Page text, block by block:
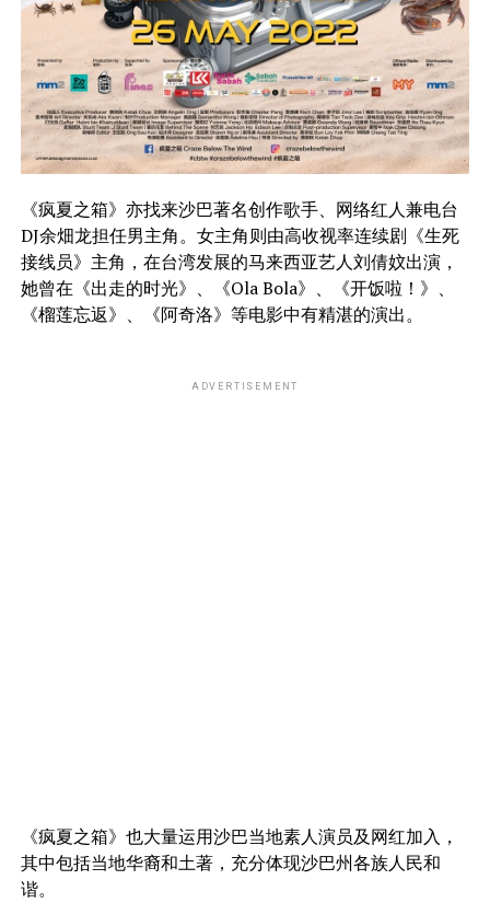
《疯夏之箱》亦找来沙巴著名创作歌手、网络红人兼电台
DJ余畑龙担任男主角。女主角则由高收视率连续剧《生死
接线员》主角，在台湾发展的马来西亚艺人刘倩妏出演，
她曾在《出走的时光》、《Ola Bola》、《开饭啦！》、
《榴莲忘返》、《阿奇洛》等电影中有精湛的演出。
ADVERTISEMENT
《疯夏之箱》也大量运用沙巴当地素人演员及网红加入，
其中包括当地华裔和土著，充分体现沙巴州各族人民和
谐。